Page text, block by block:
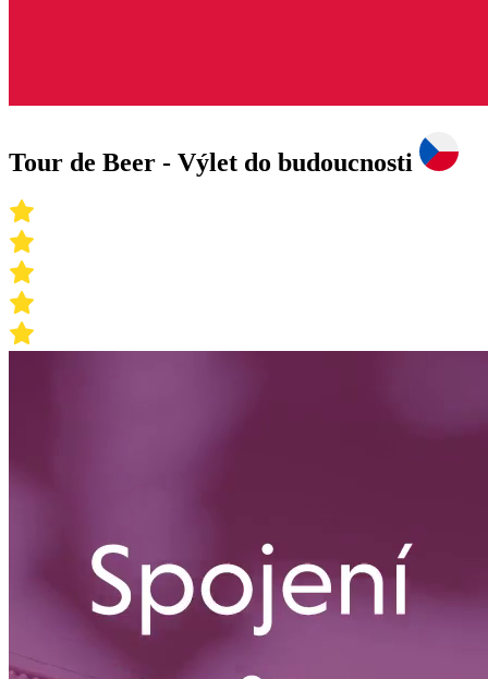
Tour de Beer - Výlet do budoucnosti